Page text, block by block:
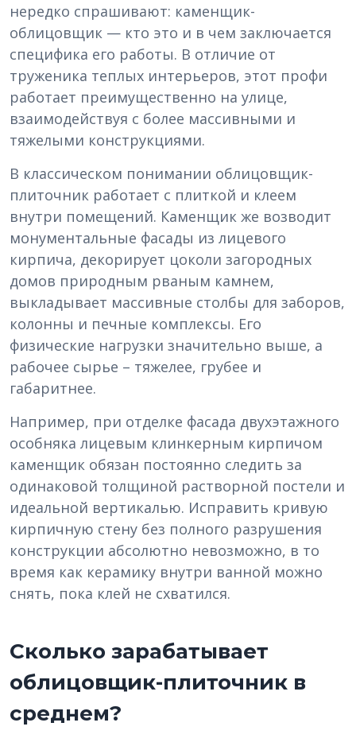
нередко спрашивают: каменщик-
облицовщик — кто это и в чем заключается
специфика его работы. В отличие от
труженика теплых интерьеров, этот профи
работает преимущественно на улице,
взаимодействуя с более массивными и
тяжелыми конструкциями.
В классическом понимании облицовщик-
плиточник работает с плиткой и клеем
внутри помещений. Каменщик же возводит
монументальные фасады из лицевого
кирпича, декорирует цоколи загородных
домов природным рваным камнем,
выкладывает массивные столбы для заборов,
колонны и печные комплексы. Его
физические нагрузки значительно выше, а
рабочее сырье – тяжелее, грубее и
габаритнее.
Например, при отделке фасада двухэтажного
особняка лицевым клинкерным кирпичом
каменщик обязан постоянно следить за
одинаковой толщиной растворной постели и
идеальной вертикалью. Исправить кривую
кирпичную стену без полного разрушения
конструкции абсолютно невозможно, в то
время как керамику внутри ванной можно
снять, пока клей не схватился.
Сколько зарабатывает
облицовщик-плиточник в
среднем?